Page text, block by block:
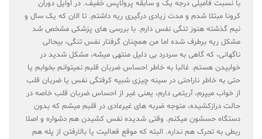
با نسبت فامیلی درجه یک و سابقه پرولاپس خفیف. در اوایل دوران
کرونا مبتلا شدم و مدت زیادی درگیری ریه داشتم. تا الان که یک سال و
نیم گذشته هنوز تنگی نفس دارم. با بررسی های پزشکی مشخص شد
مشکل ریه برطرف شده اما من همچنان گرفتار نفس تنگی، بیحالی
ناگهانی، که گاهی به سردرد بی دلیل منتهی میشه، مشکل شدید در
خوابیدن هستم. غالبا به خاطر احساس ضربان قلبم نمیتوانم بخوابم یا
حتی به خاطر ناراحتی در سینه چیزی شبیه کرفتگی نفس یا ضربان قلب
از خواب میپرم، آریتمی دارم، یعنی غیر از احساس ضربان قلب خاصه در
حالت درازکشیده، متوجه ضربه های غیرعادی در قلبم میشم که بدون
دستگاه حسشون میکنم. وقتی شدیده نفس کشیدن هم دشواره و اصلا
ربطی به تحرک هم نداره. البته که موقع فعالیت یا بالارفتن از پله هم